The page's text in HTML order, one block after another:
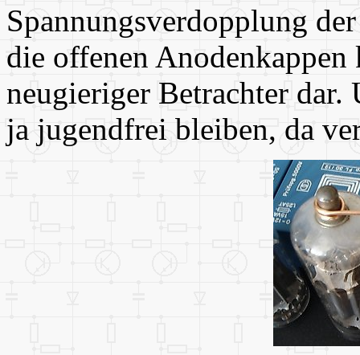
Spannungsverdopplung
die offenen
neugieriger Betrachter dar.
ja jugendfrei bleiben, da